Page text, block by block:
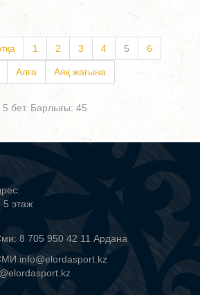
1 2 3 4 5 6
Алға Аяқ жағына
5 бет. Барлығы: 45
5 этаж
8 705 950 42 11 Ардана
info@elordasport.kz